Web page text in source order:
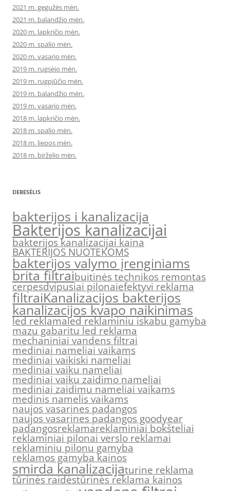
2021 m. gegužės mėn.
2021 m. balandžio mėn.
2020 m. lapkričio mėn.
2020 m. spalio mėn.
2020 m. vasario mėn.
2019 m. rugsėjo mėn.
2019 m. rugpjūčio mėn.
2019 m. balandžio mėn.
2019 m. vasario mėn.
2018 m. lapkričio mėn.
2018 m. spalio mėn.
2018 m. liepos mėn.
2018 m. birželio mėn.
DEBESĖLIS
bakterijos i kanalizacija
Bakterijos kanalizacijai
bakterijos kanalizacijai kaina
BAKTERIJOS NUOTEKOMS
bakterijos valymo įrenginiams
brita filtraibuitinės technikos remontas
cerpesdvipusiai pilonaiefektyvi reklama
filtraiKanalizacijos bakterijos
kanalizacijos kvapo naikinimas
led reklamaled reklaminiu iskabu gamyba
mazu gabaritu led reklama
mechaniniai vandens filtrai
mediniai nameliai vaikams
mediniai vaikiski nameliai
mediniai vaiku nameliai
mediniai vaiku zaidimo nameliai
mediniai zaidimu nameliai vaikams
medinis namelis vaikams
naujos vasarines padangos
naujos vasarines padangos goodyear
padangosreklamareklaminiai bokšteliai
reklaminiai pilonai verslo reklamai
reklaminiu pilonu gamyba
reklamos gamyba kainos
smirda kanalizacijaturine reklama
tūrinės raidėstūrinės reklama kainos